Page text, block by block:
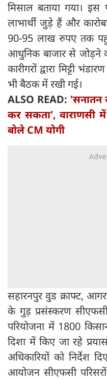
मिसाल बताया गया।
लाभार्थी जुड़े हैं और
90-95 लाख रुपए तक
आधुनिक बाजार से जोड़ने
कारीगरों द्वारा मिट्टी
भी बैठक में रखी गई।
ALSO READ: 'सनातन
कर सकता', वाराणसी
बोले CM योगी
सहारनपुर वुड क्राफ्ट,
के गुड़ प्रसंस्करण
परियोजना में 1800
दिशा में किए जा रहे
अधिकारियों को निर्देश
आयोजन सीएफसी